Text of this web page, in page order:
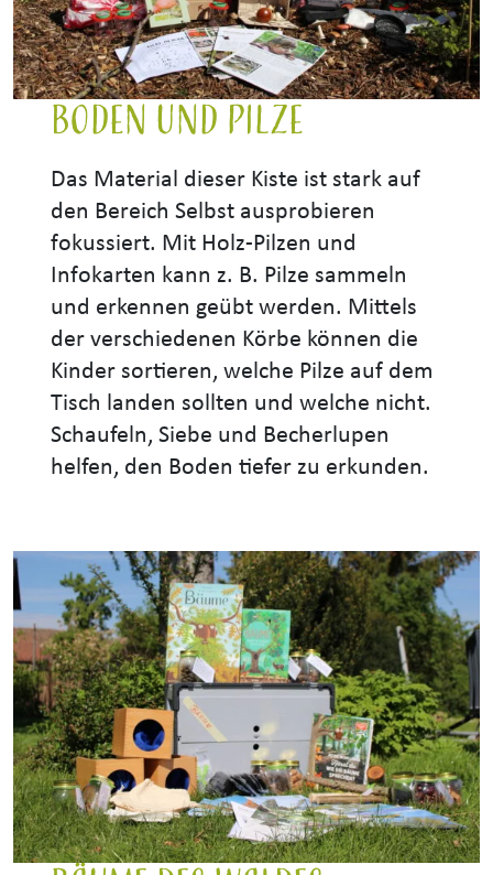
Boden und Pilze
Das Material dieser Kiste ist stark auf
den Bereich Selbst ausprobieren
fokussiert. Mit Holz-Pilzen und
Infokarten kann z. B. Pilze sammeln
und erkennen geübt werden. Mittels
der verschiedenen Körbe können die
Kinder sortieren, welche Pilze auf dem
Tisch landen sollten und welche nicht.
Schaufeln, Siebe und Becherlupen
helfen, den Boden tiefer zu erkunden.